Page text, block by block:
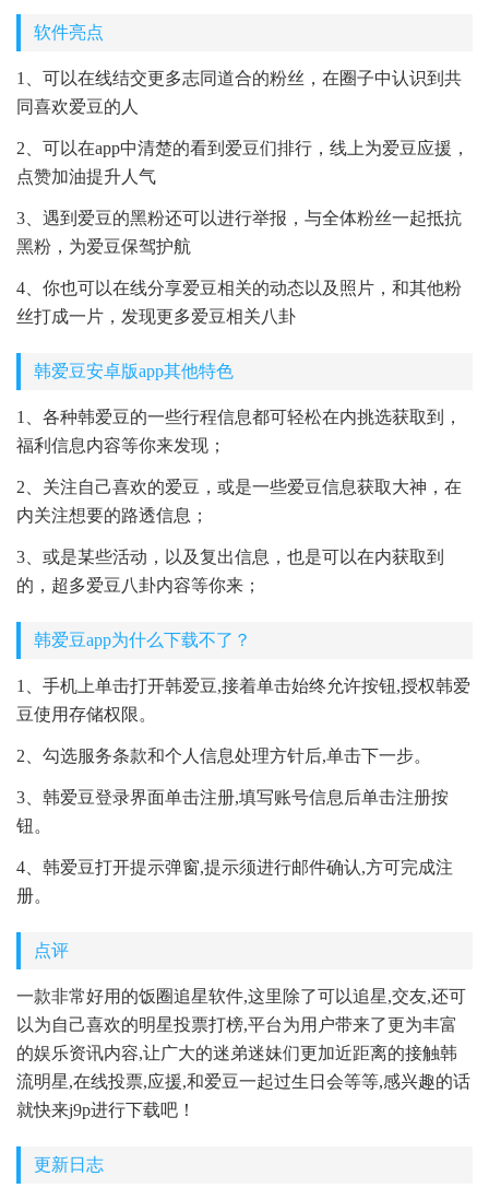
软件亮点
1、可以在线结交更多志同道合的粉丝，在圈子中认识到共
同喜欢爱豆的人
2、可以在app中清楚的看到爱豆们排行，线上为爱豆应援，
点赞加油提升人气
3、遇到爱豆的黑粉还可以进行举报，与全体粉丝一起抵抗
黑粉，为爱豆保驾护航
4、你也可以在线分享爱豆相关的动态以及照片，和其他粉
丝打成一片，发现更多爱豆相关八卦
韩爱豆安卓版app其他特色
1、各种韩爱豆的一些行程信息都可轻松在内挑选获取到，
福利信息内容等你来发现；
2、关注自己喜欢的爱豆，或是一些爱豆信息获取大神，在
内关注想要的路透信息；
3、或是某些活动，以及复出信息，也是可以在内获取到
的，超多爱豆八卦内容等你来；
韩爱豆app为什么下载不了？
1、手机上单击打开韩爱豆,接着单击始终允许按钮,授权韩爱
豆使用存储权限。
2、勾选服务条款和个人信息处理方针后,单击下一步。
3、韩爱豆登录界面单击注册,填写账号信息后单击注册按
钮。
4、韩爱豆打开提示弹窗,提示须进行邮件确认,方可完成注
册。
点评
一款非常好用的饭圈追星软件,这里除了可以追星,交友,还可
以为自己喜欢的明星投票打榜,平台为用户带来了更为丰富
的娱乐资讯内容,让广大的迷弟迷妹们更加近距离的接触韩
流明星,在线投票,应援,和爱豆一起过生日会等等,感兴趣的话
就快来j9p进行下载吧！
更新日志